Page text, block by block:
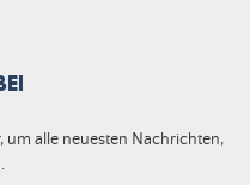
alle neuesten Nachrichten,